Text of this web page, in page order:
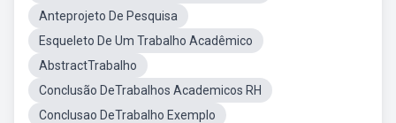
Anteprojeto De Pesquisa
Esqueleto De Um Trabalho Acadêmico
AbstractTrabalho
Conclusão DeTrabalhos Academicos RH
Conclusao DeTrabalho Exemplo